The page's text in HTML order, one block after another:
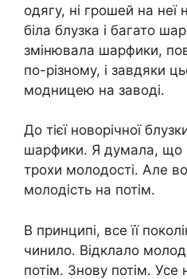
одягу, ні грошей на неї
біла блузка і багато
змінювала шарфики,
по-різному, і завдяки
модницею на заводі.
До тієї новорічної
шарфики. Я думала, що
трохи молодості. Але
молодість на потім.
В принципі, все її
чинило. Відклало
потім. Знову потім. Усе